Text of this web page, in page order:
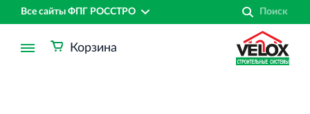
Все сайты ФПГ РОССТРО
Корзина